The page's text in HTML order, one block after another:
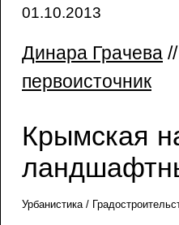
01.10.2013
Динара Грачева //
первоисточник
Крымская
Урбанистика /